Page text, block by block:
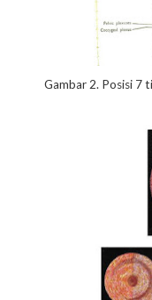
Gambar 2. Posisi 7